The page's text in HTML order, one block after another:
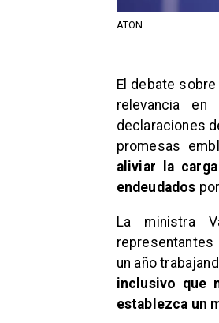
ATON
El debate
relevancia
declaraciones
promesas
aliviar la
endeudados
La ministra
representantes
un año
inclusivo que
establezca un